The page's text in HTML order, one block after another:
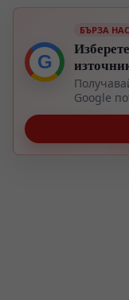
G
БЪРЗА
Google